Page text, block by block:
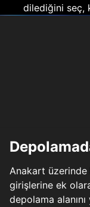
dilediğini seç,
Anakart üzerinde
girişlerine ek
depolama